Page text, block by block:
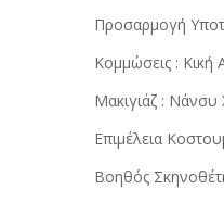
Προσαρμογή
Κομμώσεις :
Μακιγιάζ : Νάνσυ
Επιμέλεια
Βοηθός